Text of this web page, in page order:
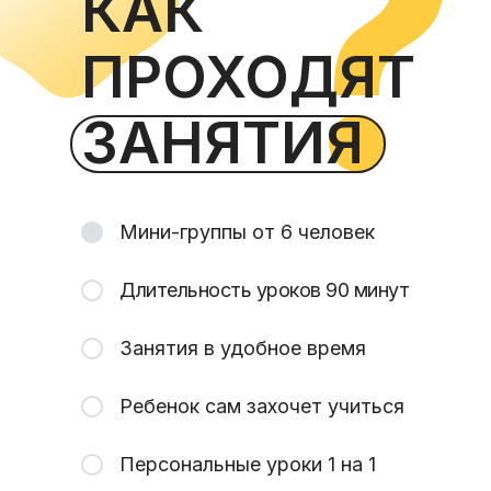
ПРОХОДЯТ
ЗАНЯТИЯ
Мини-группы от 6 человек
Длительность уроков 90 минут
Занятия в удобное время
Ребенок сам захочет учиться
Персональные уроки 1 на 1